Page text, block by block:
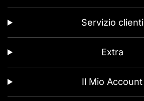
Servizio clienti
Extra
Il Mio Account